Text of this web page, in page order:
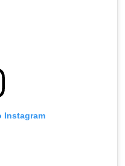
Instagram